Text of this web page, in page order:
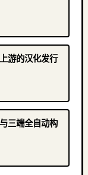
游的汉化发行
三端全自动构